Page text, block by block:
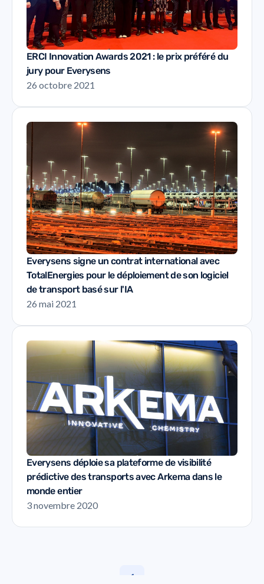
ERCI Innovation Awards 2021 : le prix préféré du
jury pour Everysens
26 octobre 2021
Everysens signe un contrat international avec
TotalEnergies pour le déploiement de son logiciel
de transport basé sur l'IA
26 mai 2021
Everysens déploie sa plateforme de visibilité
prédictive des transports avec Arkema dans le
monde entier
3 novembre 2020
1